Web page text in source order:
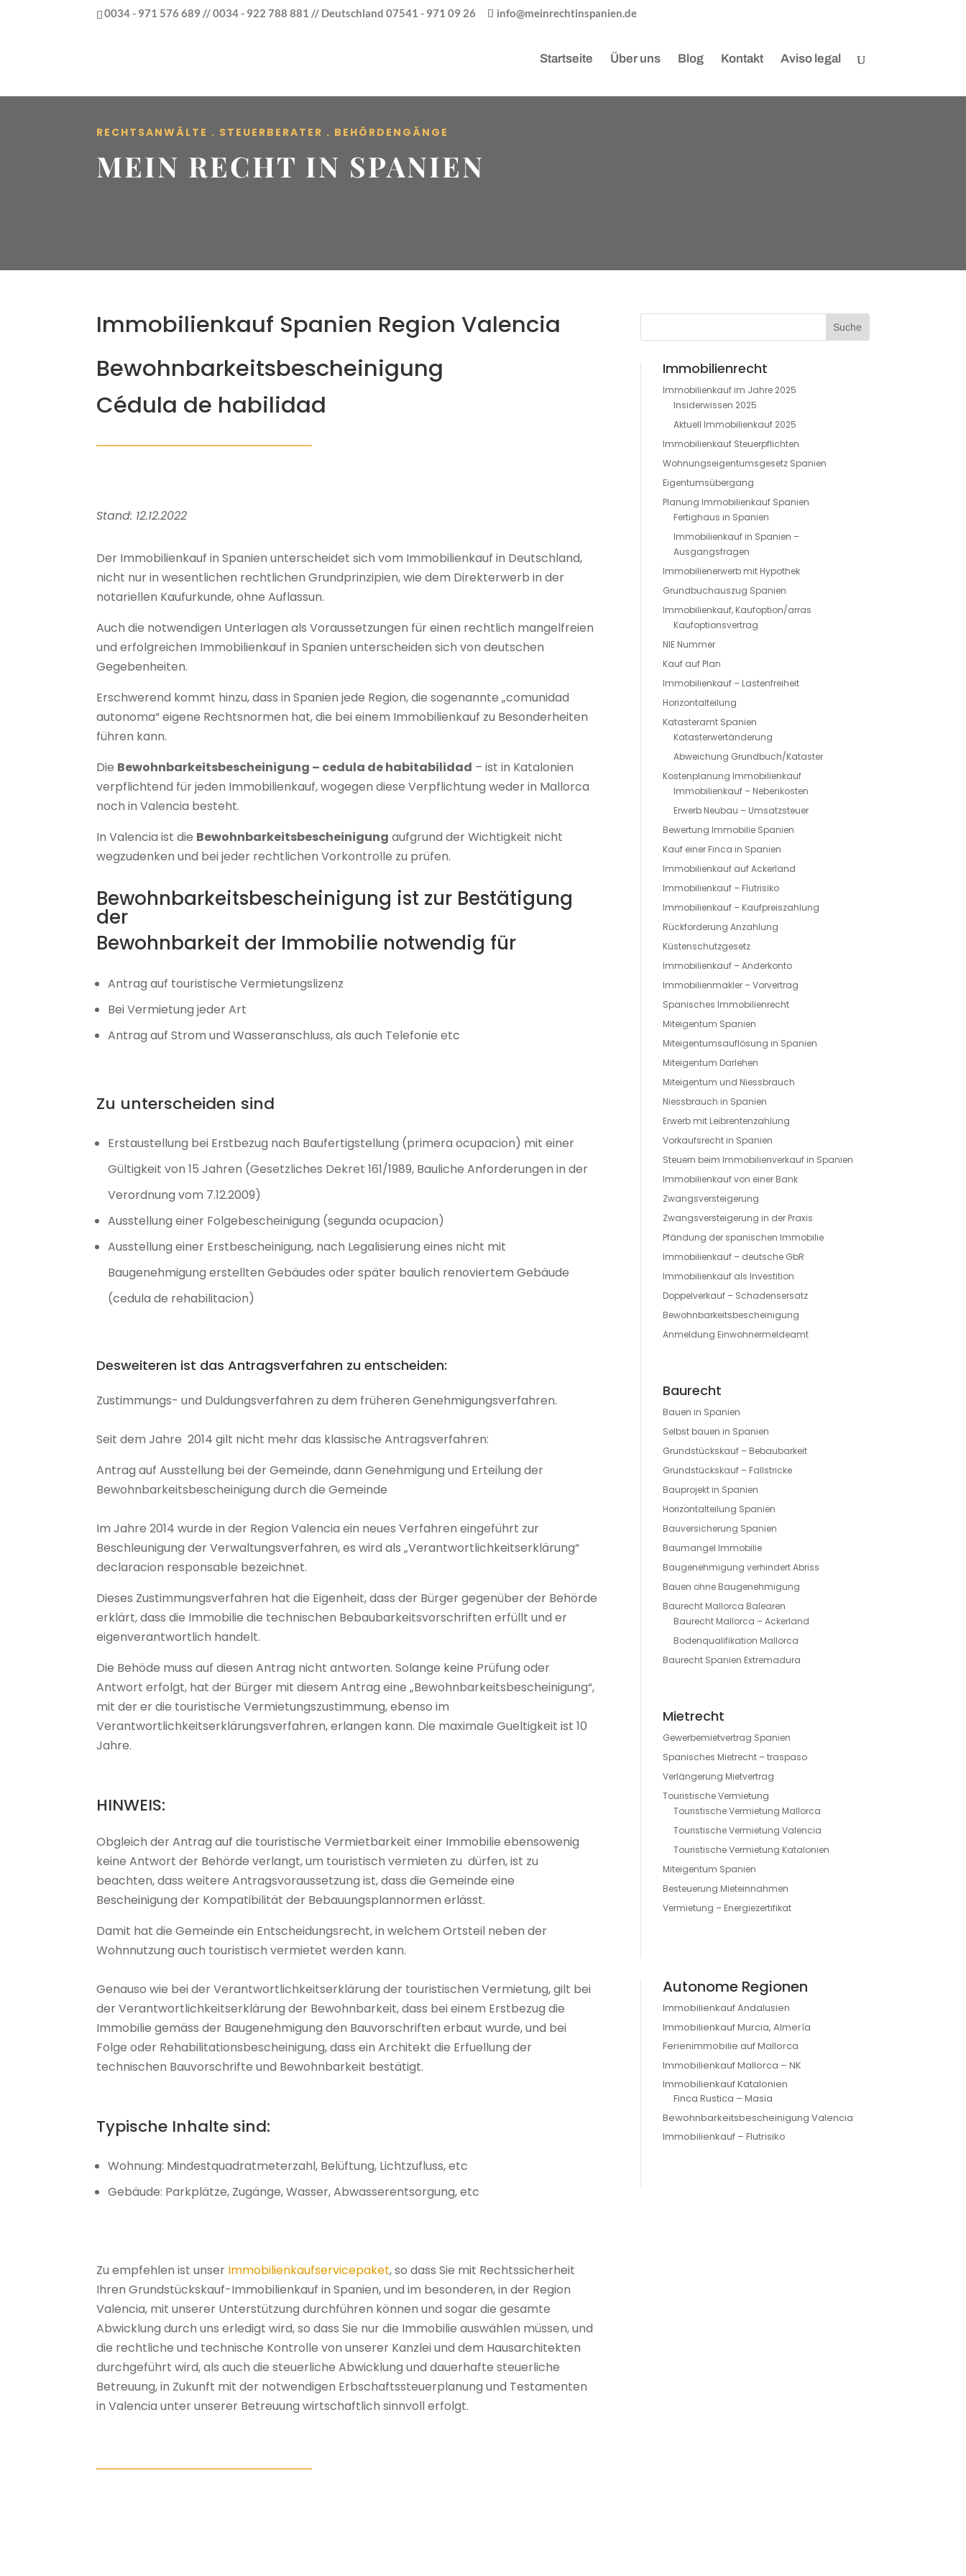
0034 - 971 576 689 // 0034 - 922 788 881 // Deutschland 07541 - 971 09 26 info@meinrechtinspanien.de
Startseite Über uns Blog Kontakt Aviso legal
RECHTSANWÄLTE . STEUERBERATER . BEHÖRDENGÄNGE
MEIN RECHT IN SPANIEN
Immobilienkauf Spanien Region Valencia
Bewohnbarkeitsbescheinigung
Cédula de habilidad
Stand: 12.12.2022
Der Immobilienkauf in Spanien unterscheidet sich vom Immobilienkauf in Deutschland,
nicht nur in wesentlichen rechtlichen Grundprinzipien, wie dem Direkterwerb in der
notariellen Kaufurkunde, ohne Auflassun.
Auch die notwendigen Unterlagen als Voraussetzungen für einen rechtlich mangelfreien
und erfolgreichen Immobilienkauf in Spanien unterscheiden sich von deutschen
Gegebenheiten.
Erschwerend kommt hinzu, dass in Spanien jede Region, die sogenannte „comunidad
autonoma“ eigene Rechtsnormen hat, die bei einem Immobilienkauf zu Besonderheiten
führen kann.
Die Bewohnbarkeitsbescheinigung – cedula de habitabilidad – ist in Katalonien
verpflichtend für jeden Immobilienkauf, wogegen diese Verpflichtung weder in Mallorca
noch in Valencia besteht.
In Valencia ist die Bewohnbarkeitsbescheinigung aufgrund der Wichtigkeit nicht
wegzudenken und bei jeder rechtlichen Vorkontrolle zu prüfen.
Bewohnbarkeitsbescheinigung ist zur Bestätigung
der
Bewohnbarkeit der Immobilie notwendig für
Antrag auf touristische Vermietungslizenz
Bei Vermietung jeder Art
Antrag auf Strom und Wasseranschluss, als auch Telefonie etc
Zu unterscheiden sind
Erstaustellung bei Erstbezug nach Baufertigstellung (primera ocupacion) mit einer
Gültigkeit von 15 Jahren (Gesetzliches Dekret 161/1989, Bauliche Anforderungen in der
Verordnung vom 7.12.2009)
Ausstellung einer Folgebescheinigung (segunda ocupacion)
Ausstellung einer Erstbescheinigung, nach Legalisierung eines nicht mit
Baugenehmigung erstellten Gebäudes oder später baulich renoviertem Gebäude
(cedula de rehabilitacion)
Desweiteren ist das Antragsverfahren zu entscheiden:
Zustimmungs- und Duldungsverfahren zu dem früheren Genehmigungsverfahren.
Seit dem Jahre 2014 gilt nicht mehr das klassische Antragsverfahren:
Antrag auf Ausstellung bei der Gemeinde,dann Genehmigung und Erteilung der
Bewohnbarkeitsbescheinigung durch die Gemeinde
Im Jahre 2014 wurde in der Region Valencia ein neues Verfahren eingeführt zur
Beschleunigung der Verwaltungsverfahren, es wird als „Verantwortlichkeitserklärung“
declaracion responsable bezeichnet.
Dieses Zustimmungsverfahren hat die Eigenheit, dass der Bürger gegenüber der Behörde
erklärt, dass die Immobilie die technischen Bebaubarkeitsvorschriften erfüllt und er
eigenverantwortlich handelt.
Die Behöde muss auf diesen Antrag nicht antworten. Solange keine Prüfung oder
Antwort erfolgt, hat der Bürger mit diesem Antrag eine „Bewohnbarkeitsbescheinigung“,
mit der er die touristische Vermietungszustimmung, ebenso im
Verantwortlichkeitserklärungsverfahren, erlangen kann. Die maximale Gueltigkeit ist 10
Jahre.
HINWEIS:
Obgleich der Antrag auf die touristische Vermietbarkeit einer Immobilie ebensowenig
keine Antwort der Behörde verlangt, um touristisch vermieten zu dürfen, ist zu
beachten, dass weitere Antragsvoraussetzung ist, dass die Gemeinde eine
Bescheinigung der Kompatibilität der Bebauungsplannormen erlässt.
Damit hat die Gemeinde ein Entscheidungsrecht, in welchem Ortsteil neben der
Wohnnutzung auch touristisch vermietet werden kann.
Genauso wie bei der Verantwortlichkeitserklärung der touristischen Vermietung, gilt bei
der Verantwortlichkeitserklärung der Bewohnbarkeit, dass bei einem Erstbezug die
Immobilie gemäss der Baugenehmigung den Bauvorschriften erbaut wurde, und bei
Folge oder Rehabilitationsbescheinigung, dass ein Architekt die Erfuellung der
technischen Bauvorschrifte und Bewohnbarkeit bestätigt.
Typische Inhalte sind:
Wohnung: Mindestquadratmeterzahl, Belüftung, Lichtzufluss, etc
Gebäude: Parkplätze, Zugänge, Wasser, Abwasserentsorgung, etc
Zu empfehlen ist unser Immobilienkaufservicepaket, so dass Sie mit Rechtssicherheit
Ihren Grundstückskauf-Immobilienkauf in Spanien, und im besonderen, in der Region
Valencia, mit unserer Unterstützung durchführen können und sogar die gesamte
Abwicklung durch uns erledigt wird, so dass Sie nur die Immobilie auswählen müssen, und
die rechtliche und technische Kontrolle von unserer Kanzlei und dem Hausarchitekten
durchgeführt wird, als auch die steuerliche Abwicklung und dauerhafte steuerliche
Betreuung, in Zukunft mit der notwendigen Erbschaftssteuerplanung und Testamenten
in Valencia unter unserer Betreuung wirtschaftlich sinnvoll erfolgt.
Immobilienrecht
Immobilienkauf im Jahre 2025
Insiderwissen 2025
Aktuell Immobilienkauf 2025
Immobilienkauf Steuerpflichten
Wohnungseigentumsgesetz Spanien
Eigentumsübergang
Planung Immobilienkauf Spanien
Fertighaus in Spanien
Immobilienkauf in Spanien –
Ausgangsfragen
Immobilienerwerb mit Hypothek
Grundbuchauszug Spanien
Immobilienkauf, Kaufoption/arras
Kaufoptionsvertrag
NIE Nummer
Kauf auf Plan
Immobilienkauf – Lastenfreiheit
Horizontalteilung
Katasteramt Spanien
Katasterwertänderung
Abweichung Grundbuch/Kataster
Kostenplanung Immobilienkauf
Immobilienkauf – Nebenkosten
Erwerb Neubau – Umsatzsteuer
Bewertung Immobilie Spanien
Kauf einer Finca in Spanien
Immobilienkauf auf Ackerland
Immobilienkauf – Flutrisiko
Immobilienkauf – Kaufpreiszahlung
Rückforderung Anzahlung
Küstenschutzgesetz
Immobilienkauf – Anderkonto
Immobilienmakler – Vorvertrag
Spanisches Immobilienrecht
Miteigentum Spanien
Miteigentumsauflösung in Spanien
Miteigentum Darlehen
Miteigentum und Niessbrauch
Niessbrauch in Spanien
Erwerb mit Leibrentenzahlung
Vorkaufsrecht in Spanien
Steuern beim Immobilienverkauf in Spanien
Immobilienkauf von einer Bank
Zwangsversteigerung
Zwangsversteigerung in der Praxis
Pfändung der spanischen Immobilie
Immobilienkauf – deutsche GbR
Immobilienkauf als Investition
Doppelverkauf – Schadensersatz
Bewohnbarkeitsbescheinigung
Anmeldung Einwohnermeldeamt
Baurecht
Bauen in Spanien
Selbst bauen in Spanien
Grundstückskauf – Bebaubarkeit
Grundstückskauf – Fallstricke
Bauprojekt in Spanien
Horizontalteilung Spanien
Bauversicherung Spanien
Baumangel Immobilie
Baugenehmigung verhindert Abriss
Bauen ohne Baugenehmigung
Baurecht Mallorca Balearen
Baurecht Mallorca – Ackerland
Bodenqualifikation Mallorca
Baurecht Spanien Extremadura
Mietrecht
Gewerbemietvertrag Spanien
Spanisches Mietrecht – traspaso
Verlängerung Mietvertrag
Touristische Vermietung
Touristische Vermietung Mallorca
Touristische Vermietung Valencia
Touristische Vermietung Katalonien
Miteigentum Spanien
Besteuerung Mieteinnahmen
Vermietung – Energiezertifikat
Autonome Regionen
Immobilienkauf Andalusien
Immobilienkauf Murcia, Almería
Ferienimmobilie auf Mallorca
Immobilienkauf Mallorca – NK
Immobilienkauf Katalonien
Finca Rustica – Masia
Bewohnbarkeitsbescheinigung Valencia
Immobilienkauf – Flutrisiko